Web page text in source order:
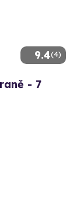
9.4(4)
- 7